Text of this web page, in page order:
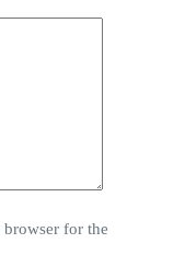
browser for the